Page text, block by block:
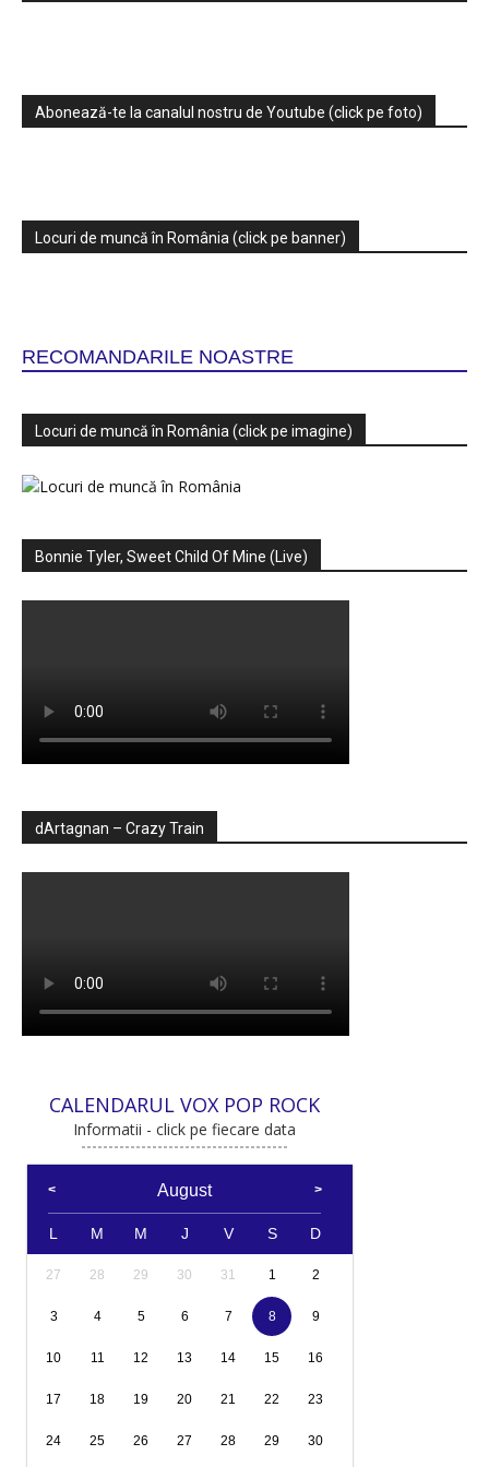
Abonează-te la canalul nostru de Youtube (click pe foto)
Locuri de muncă în România (click pe banner)
RECOMANDARILE NOASTRE
Locuri de muncă în România (click pe imagine)
Bonnie Tyler, Sweet Child Of Mine (Live)
dArtagnan – Crazy Train
CALENDARUL VOX POP ROCK
Informatii - click pe fiecare data
August
L M M J V S D
27 28 29 30 31 1 2
3 4 5 6 7 8 9
10 11 12 13 14 15 16
17 18 19 20 21 22 23
24 25 26 27 28 29 30